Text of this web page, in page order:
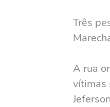
Três
A rua
vítimas